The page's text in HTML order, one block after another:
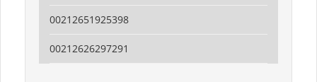
00212651925398
00212626297291